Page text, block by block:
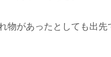
物があったとしても出先